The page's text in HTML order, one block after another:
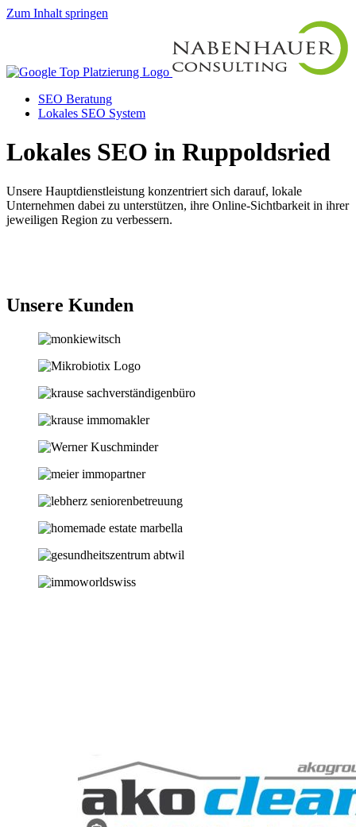
Zum Inhalt springen
SEO Beratung
Lokales SEO System
Lokales SEO in Ruppoldsried
Unsere Hauptdienstleistung konzentriert sich darauf, lokale
Unternehmen dabei zu unterstützen, ihre Online-Sichtbarkeit in ihrer
jeweiligen Region zu verbessern.
Unsere Kunden